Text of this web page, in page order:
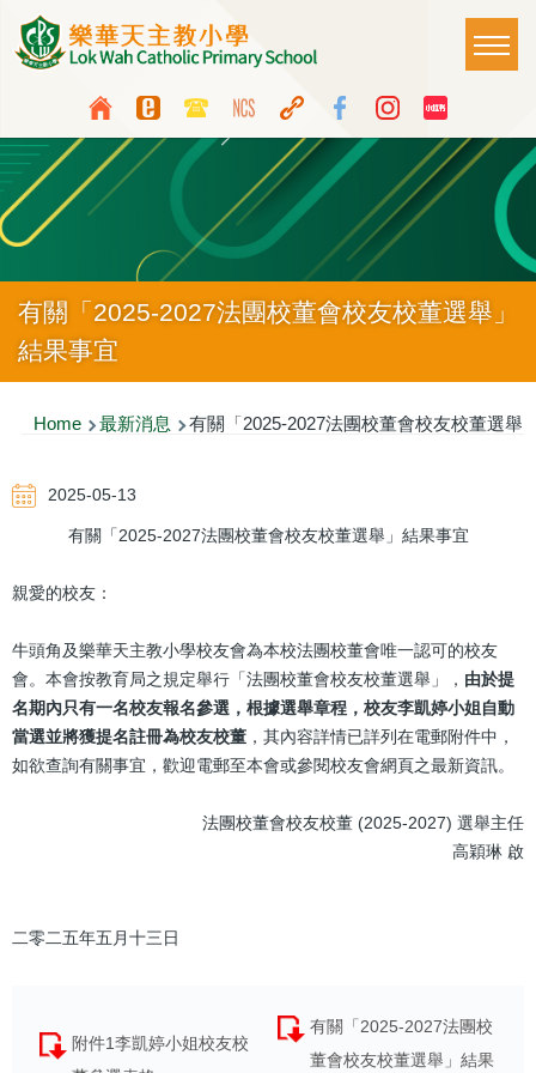
Skip to main content
Top
Media
Icon
Button
Language
switcher
Main
有關「2025-2027法團校董會校友校董選舉」
結果事宜
Breadcrumb
Home 最新消息 有關「2025-2027法團校董會校友校董選舉
2025-05-13
有關「2025-2027法團校董會校友校董選舉」結果事宜
親愛的校友：
牛頭角及樂華天主教小學校友會為本校法團校董會唯一認可的校友
會。本會按教育局之規定舉行「法團校董會校友校董選舉」， 由於提
名期內只有一名校友報名參選，根據選舉章程，校友李凱婷小姐自動
當選並將獲提名註冊為校友校董 ，其內容詳情已詳列在電郵附件中，
如欲查詢有關事宜，歡迎電郵至本會或參閱校友會網頁之最新資訊。
法團校董會校友校董 (2025-2027) 選舉主任
高穎琳 啟
二零二五年五月十三日
附件1李凱婷小姐校友校
有關「2025-2027法團校
董會校友校董選舉」結果